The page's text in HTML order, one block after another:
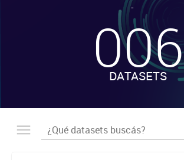
-
006
DATASETS